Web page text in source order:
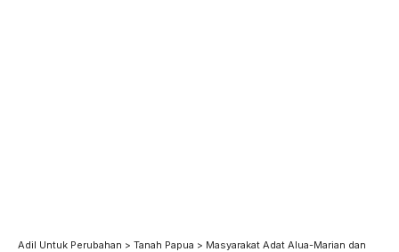
Adil Untuk Perubahan > Tanah Papua > Masyarakat Adat Alua-Marian dan